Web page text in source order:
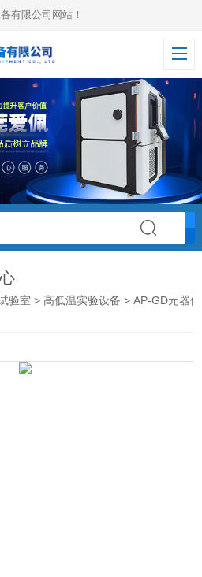
有限公司网站！
验室 >高低温实验设备 > AP-GD元器件